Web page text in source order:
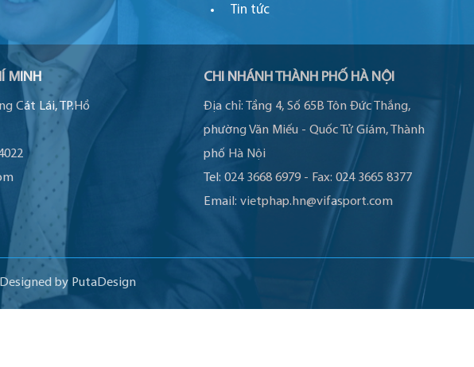
Tin tức
MINH
Cát Lái, TP.Hồ
CHI NHÁNH THÀNH PHỐ HÀ NỘI
Địa chỉ:
Tầng 4, Số 65B Tôn Đức Thắng,
phường Văn Miếu - Quốc Tử Giám, Thành
phố Hà Nội
Tel: 024 3668 6979- Fax: 024 3665 8377
Email: vietphap.hn@vifasport.com
Designed by PutaDesign